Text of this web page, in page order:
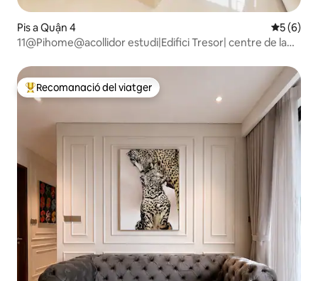
Pis a Quận 4 5 de
5 (6)
11@Pihome@acollidor estudi|Edifici Tresor| centre de la
Principals recomanacions dels viatgers
Recomanació del viatger